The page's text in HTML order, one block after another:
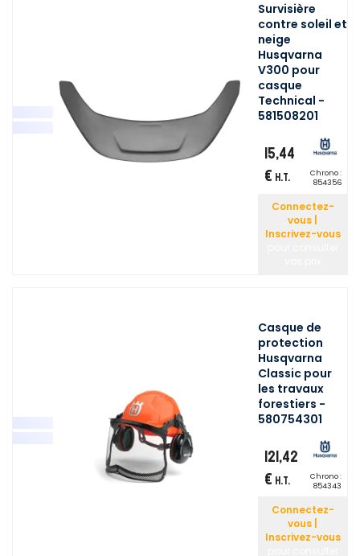
Survisière
contre soleil et
neige
Husqvarna
V300 pour
casque
Technical -
581508201
15,44
€ H.T.
Chrono :
854356
Connectez-
vous |
Inscrivez-vous
Casque de
protection
Husqvarna
Classic pour
les travaux
forestiers -
580754301
121,42
€ H.T.
Chrono :
854343
Connectez-
vous |
Inscrivez-vous